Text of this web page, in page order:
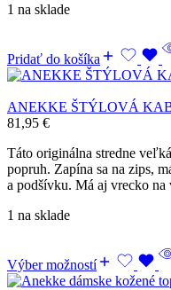
1 na sklade
Pridať do košíka
ANEKKE ŠTÝLOVÁ
81,95 €
Táto originálna stredne
popruh. Zapína sa na zips,
a podšívku. Má aj vrecko na
1 na sklade
Výber možností